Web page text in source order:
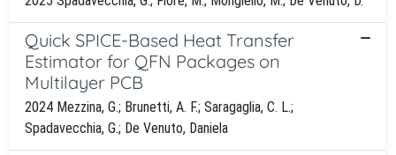
Quick SPICE-Based Heat Transfer
Estimator for QFN Packages on
Multilayer PCB
2024 Mezzina, G.; Brunetti, A. F.; Saragaglia, C. L.;
Spadavecchia, G.; De Venuto, Daniela